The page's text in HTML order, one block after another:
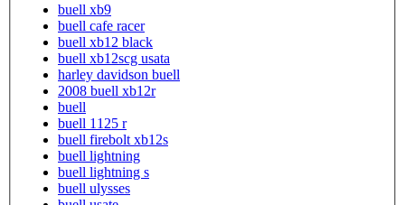
buell xb9
buell cafe racer
buell xb12 black
buell xb12scg usata
harley davidson buell
2008 buell xb12r
buell
buell 1125 r
buell firebolt xb12s
buell lightning
buell lightning s
buell ulysses